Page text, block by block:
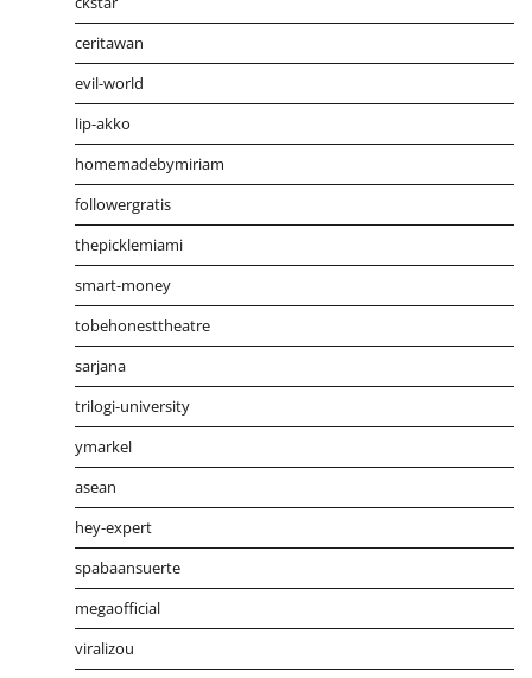
ceritawan
evil-world
lip-akko
homemadebymiriam
followergratis
thepicklemiami
smart-money
tobehonesttheatre
sarjana
trilogi-university
ymarkel
asean
hey-expert
spabaansuerte
megaofficial
viralizou